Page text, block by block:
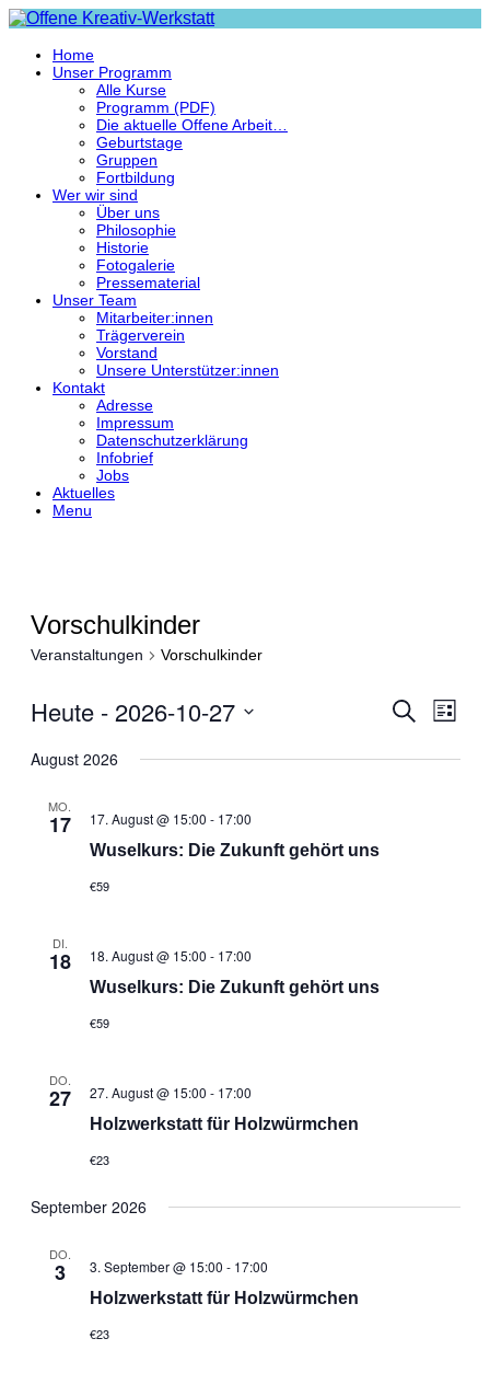
Home
Unser Programm
Alle Kurse
Programm (PDF)
Die aktuelle Offene Arbeit…
Geburtstage
Gruppen
Fortbildung
Wer wir sind
Über uns
Philosophie
Historie
Fotogalerie
Pressematerial
Unser Team
Mitarbeiter:innen
Trägerverein
Vorstand
Unsere Unterstützer:innen
Kontakt
Adresse
Impressum
Datenschutzerklärung
Infobrief
Jobs
Aktuelles
Menu
Vorschulkinder
Veranstaltungen Vorschulkinder
Suche
Suche
Liste
Heute - 2026-10-27
wählen.
August 2026
MO.
17 17. August @ 15:00 - 17:00
Wuselkurs: Die Zukunft gehört uns
€59
DI.
18 18. August @ 15:00 - 17:00
Wuselkurs: Die Zukunft gehört uns
€59
DO.
27 27. August @ 15:00 - 17:00
Holzwerkstatt für Holzwürmchen
€23
September 2026
DO.
3 3. September @ 15:00 - 17:00
Holzwerkstatt für Holzwürmchen
€23